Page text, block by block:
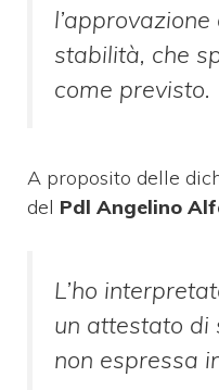
stabilità, che
come previsto.
A proposito delle
del Pdl Angelino
L’ho
un attestato di
non espressa